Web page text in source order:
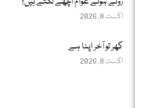
اگست 8, 2026
گھر تو آخر اپنا ہے
اگست 8, 2026